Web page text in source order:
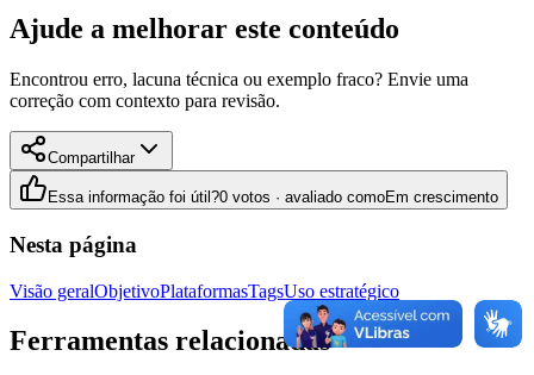
Ajude a melhorar este conteúdo
Encontrou erro, lacuna técnica ou exemplo fraco? Envie uma
correção com contexto para revisão.
Compartilhar
Essa informação foi útil?0 votos · avaliado comoEm crescimento
Nesta página
Visão geralObjetivoPlataformasTagsUso estratégico
Ferramentas relacionadas